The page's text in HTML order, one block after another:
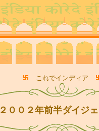
これでインディア
２００２年前半ダイジ